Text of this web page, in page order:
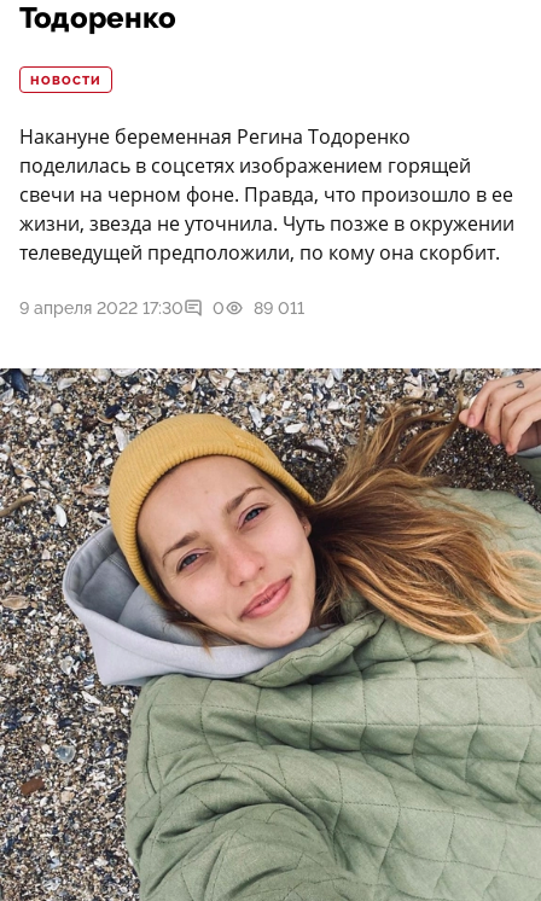
Тодоренко
НОВОСТИ
Накануне беременная Регина Тодоренко
поделилась в соцсетях изображением горящей
свечи на черном фоне. Правда, что произошло в ее
жизни, звезда не уточнила. Чуть позже в окружении
телеведущей предположили, по кому она скорбит.
9 апреля 2022 17:30 0 89 011